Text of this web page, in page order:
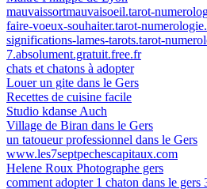
mauvaissortmauvaisoeil.tarot-
faire-voeux-souhaiter.tarot-
significations-lames-tarots.tarot-
7.absolument.gratuit.free.fr
chats et chatons à adopter
Louer un gite dans le Gers
Recettes de cuisine facile
Studio kdanse Auch
Village de Biran dans le Gers
un tatoueur professionnel dans le Gers
www.les7septpechescapitaux.com
Helene Roux Photographe gers
comment adopter 1 chaton dans le gers